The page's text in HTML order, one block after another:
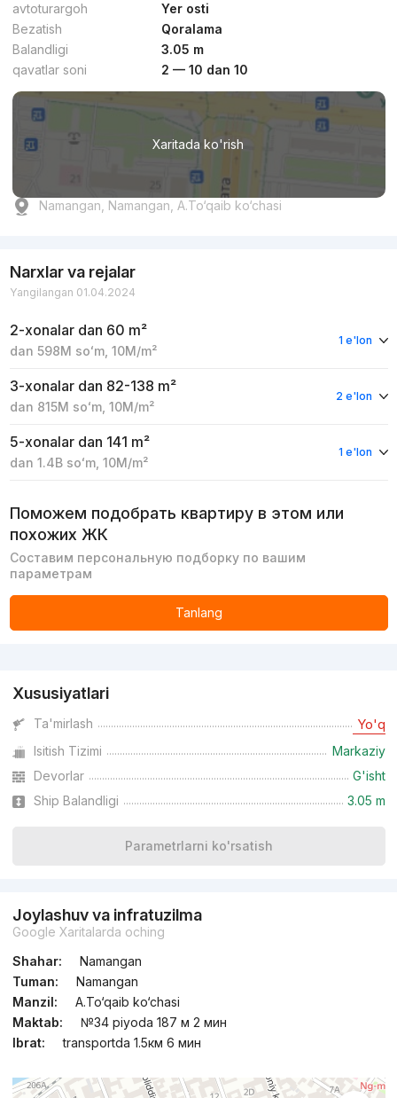
avtoturargoh
Yer osti
Bezatish
Qoralama
Balandligi
3.05 m
qavatlar soni
2 — 10 dan 10
Xaritada ko'rish
Namangan, Namangan, A.To‘qaib ko‘chasi
Narxlar va rejalar
Yangilangan 01.04.2024
2-xonalar dan 60 m²
dan 598M soʻm, 10M/m²
1 e'lon
3-xonalar dan 82-138 m²
dan 815M soʻm, 10M/m²
2 e'lon
5-xonalar dan 141 m²
dan 1.4B soʻm, 10M/m²
1 e'lon
Поможем подобрать квартиру в этом или
похожих ЖК
Составим персональную подборку по вашим
параметрам
Tanlang
Xususiyatlari
Ta'mirlash Yo'q
Isitish Tizimi
Markaziy
Devorlar
G'isht
Ship Balandligi
3.05 m
Parametrlarni ko'rsatish
Joylashuv va infratuzilma
Google Xaritalarda oching
Shahar:
Namangan
Tuman:
Namangan
Manzil:
A.To‘qaib ko‘chasi
Maktab:
№34 piyoda 187 м 2 мин
Ibrat:
transportda 1.5км 6 мин